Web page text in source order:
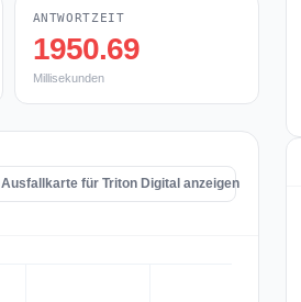
ANTWORTZEIT
1950.69
Millisekunden
Ausfallkarte für Triton Digital anzeigen